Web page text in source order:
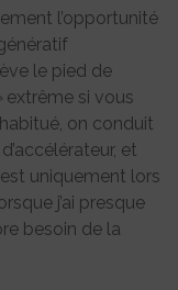
l’opportunité
le pied de
extrême si vous
on conduit
et
uniquement lors
j’ai presque
besoin de la